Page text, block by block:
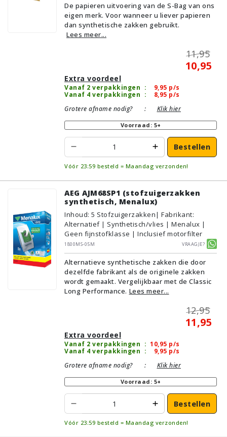
De papieren uitvoering van de S-Bag van ons
eigen merk. Voor wanneer u liever papieren
dan synthetische zakken gebruikt.
Lees meer...
11,95
10,95
Extra voordeel
Vanaf 2 verpakkingen : 9,95 p/s
Vanaf 4 verpakkingen : 8,95 p/s
Grotere afname nodig?
: Klik hier
Voorraad: 5+
Bestellen
Vóór 23:59 besteld = Maandag verzonden!
AEG AJM68SP1 (stofzuigerzakken
synthetisch, Menalux)
Inhoud: 5 Stofzuigerzakken| Fabrikant:
Alternatief | Synthetisch/vlies | Menalux |
Geen fijnstofklasse | Inclusief motorfilter
1800MS-05M
Vraagje?
Alternatieve synthetische zakken die door
dezelfde fabrikant als de originele zakken
wordt gemaakt. Vergelijkbaar met de Classic
Long Performance. Lees meer...
12,95
11,95
Extra voordeel
Vanaf 2 verpakkingen : 10,95 p/s
Vanaf 4 verpakkingen : 9,95 p/s
Grotere afname nodig?
: Klik hier
Voorraad: 5+
Bestellen
Vóór 23:59 besteld = Maandag verzonden!